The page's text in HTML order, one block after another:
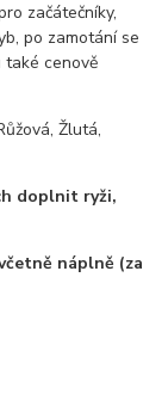
začátečníky,
po zamotání se
také cenově
Žlutá,
doplnit ryži,
náplně (za